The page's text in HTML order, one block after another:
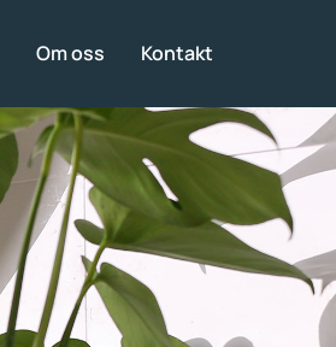
Om oss Kontakt